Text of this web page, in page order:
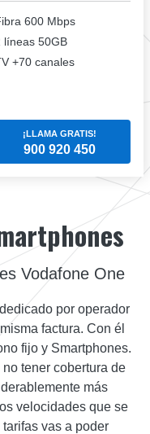
600 Mbps
líneas 50GB
+70 canales
¡LLAMA GRATIS!
900 920 450
Vodafone One
por operador
factura. Con él
fijo y Smartphones.
tener cobertura de
más
velocidades que se
vas a poder